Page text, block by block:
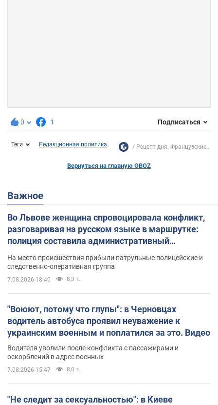
0 1 Подписаться
Теги Редакционная политика Рецепт дня. Французские...
Вернуться на главную OBOZ
Важное
Во Львове женщина спровоцировала конфликт,
разговаривая на русском языке в маршрутке:
полиция составила административный
На место происшествия прибыли патрульные полицейские и
следственно-оперативная группа
7.08.2026 18:40 8,3 т.
"Воюют, потому что глупы": в Черновцах
водитель автобуса проявил неуважение к
украинским военным и поплатился за это. Видео
Водителя уволили после конфликта с пассажирами и
оскорблений в адрес военных
7.08.2026 15:47 8,0 т.
"Не следит за сексуальностью": в Киеве